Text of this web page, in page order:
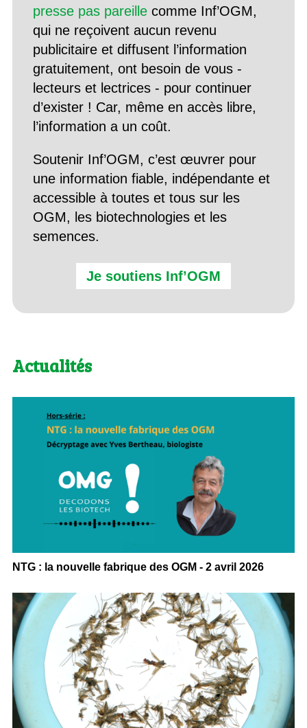
presse pas pareillecomme Inf’OGM,
qui ne reçoivent aucun revenu
publicitaire et diffusent l’information
gratuitement, ont besoin de vous -
lecteurs et lectrices - pour continuer
d’exister ! Car, même en accès libre,
l’information a un coût.
Soutenir Inf’OGM, c’est œuvrer pour
une information fiable, indépendante et
accessible à toutes et tous sur les
OGM, les biotechnologies et les
semences.
Je soutiens Inf’OGM
Actualités
NTG : la nouvelle fabrique des OGM - 2 avril 2026